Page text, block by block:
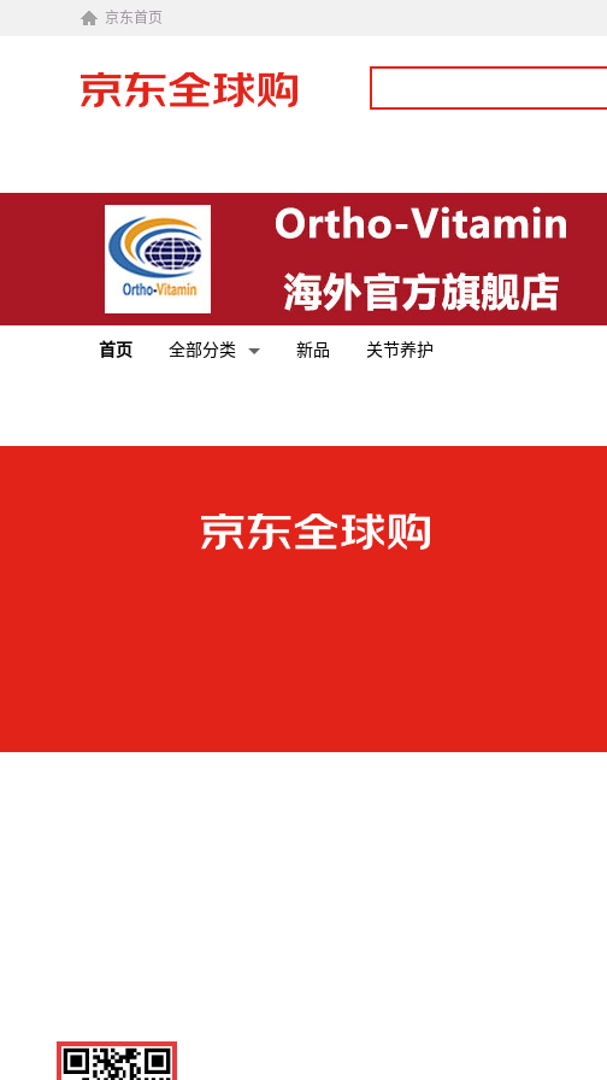
京东首页
首页 全部分类 新品 关节养护